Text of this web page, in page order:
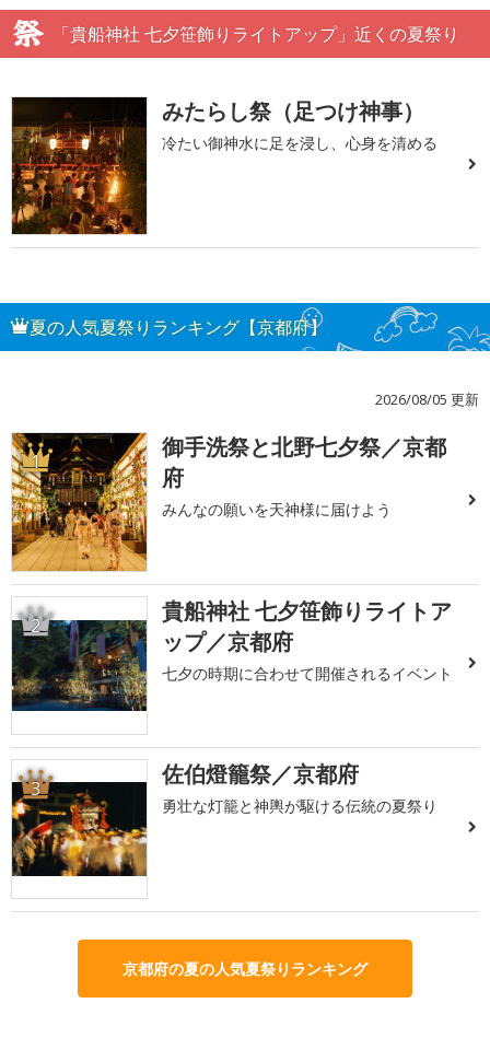
「貴船神社 七夕笹飾りライトアップ」近くの夏祭り
みたらし祭（足つけ神事）
冷たい御神水に足を浸し、心身を清める
夏の人気夏祭りランキング【京都府】
2026/08/05 更新
1
御手洗祭と北野七夕祭／京都
府
みんなの願いを天神様に届けよう
2
貴船神社 七夕笹飾りライトア
ップ／京都府
七夕の時期に合わせて開催されるイベント
3 佐伯燈籠祭／京都府
勇壮な灯籠と神輿が駆ける伝統の夏祭り
京都府の夏の人気夏祭りランキング